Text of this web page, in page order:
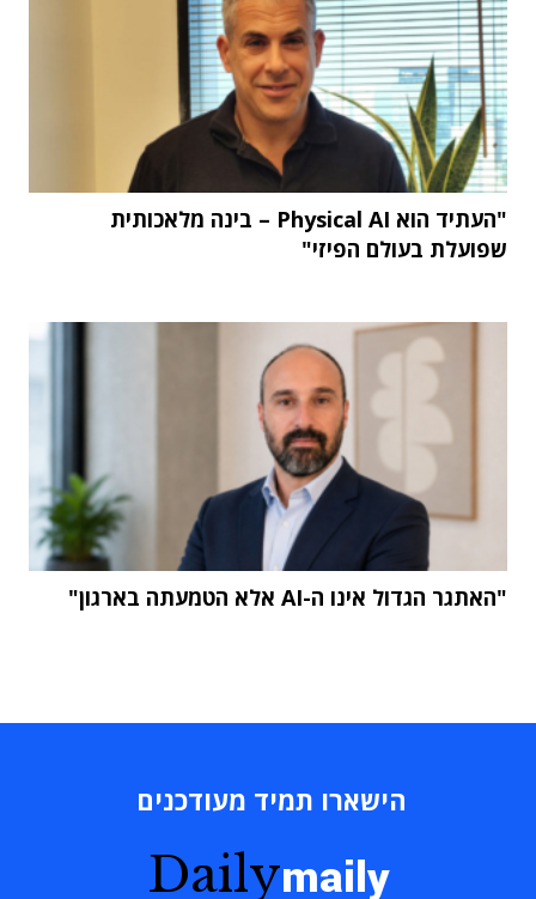
"העתיד הוא Physical AI – בינה מלאכותית
שפועלת בעולם הפיזי"
"האתגר הגדול אינו ה-AI אלא הטמעתה בארגון"
הישארו תמיד מעודכנים
Dailymaily